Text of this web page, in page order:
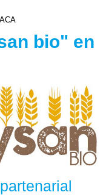
bio" en